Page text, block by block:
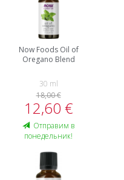
Now Foods Oil of
Oregano Blend
30 ml
18,00 €
12,60 €
Oтправим в
понедельник!